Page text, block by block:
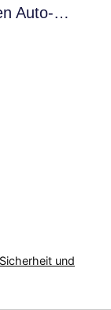
Die Besten Auto-Diebstahlsicherungen Im Jahr 2025: Vollständiger Leitfaden
und